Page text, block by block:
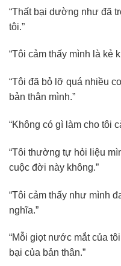
“Thất bại dường như đã
tôi.”
“Tôi cảm thấy mình là kẻ
“Tôi đã bỏ lỡ quá nhiều
bản thân mình.”
“Không có gì làm cho tôi
“Tôi thường tự hỏi liệu
cuộc đời này không.”
“Tôi cảm thấy như mình
nghĩa.”
“Mỗi giọt nước mắt của
bại của bản thân.”